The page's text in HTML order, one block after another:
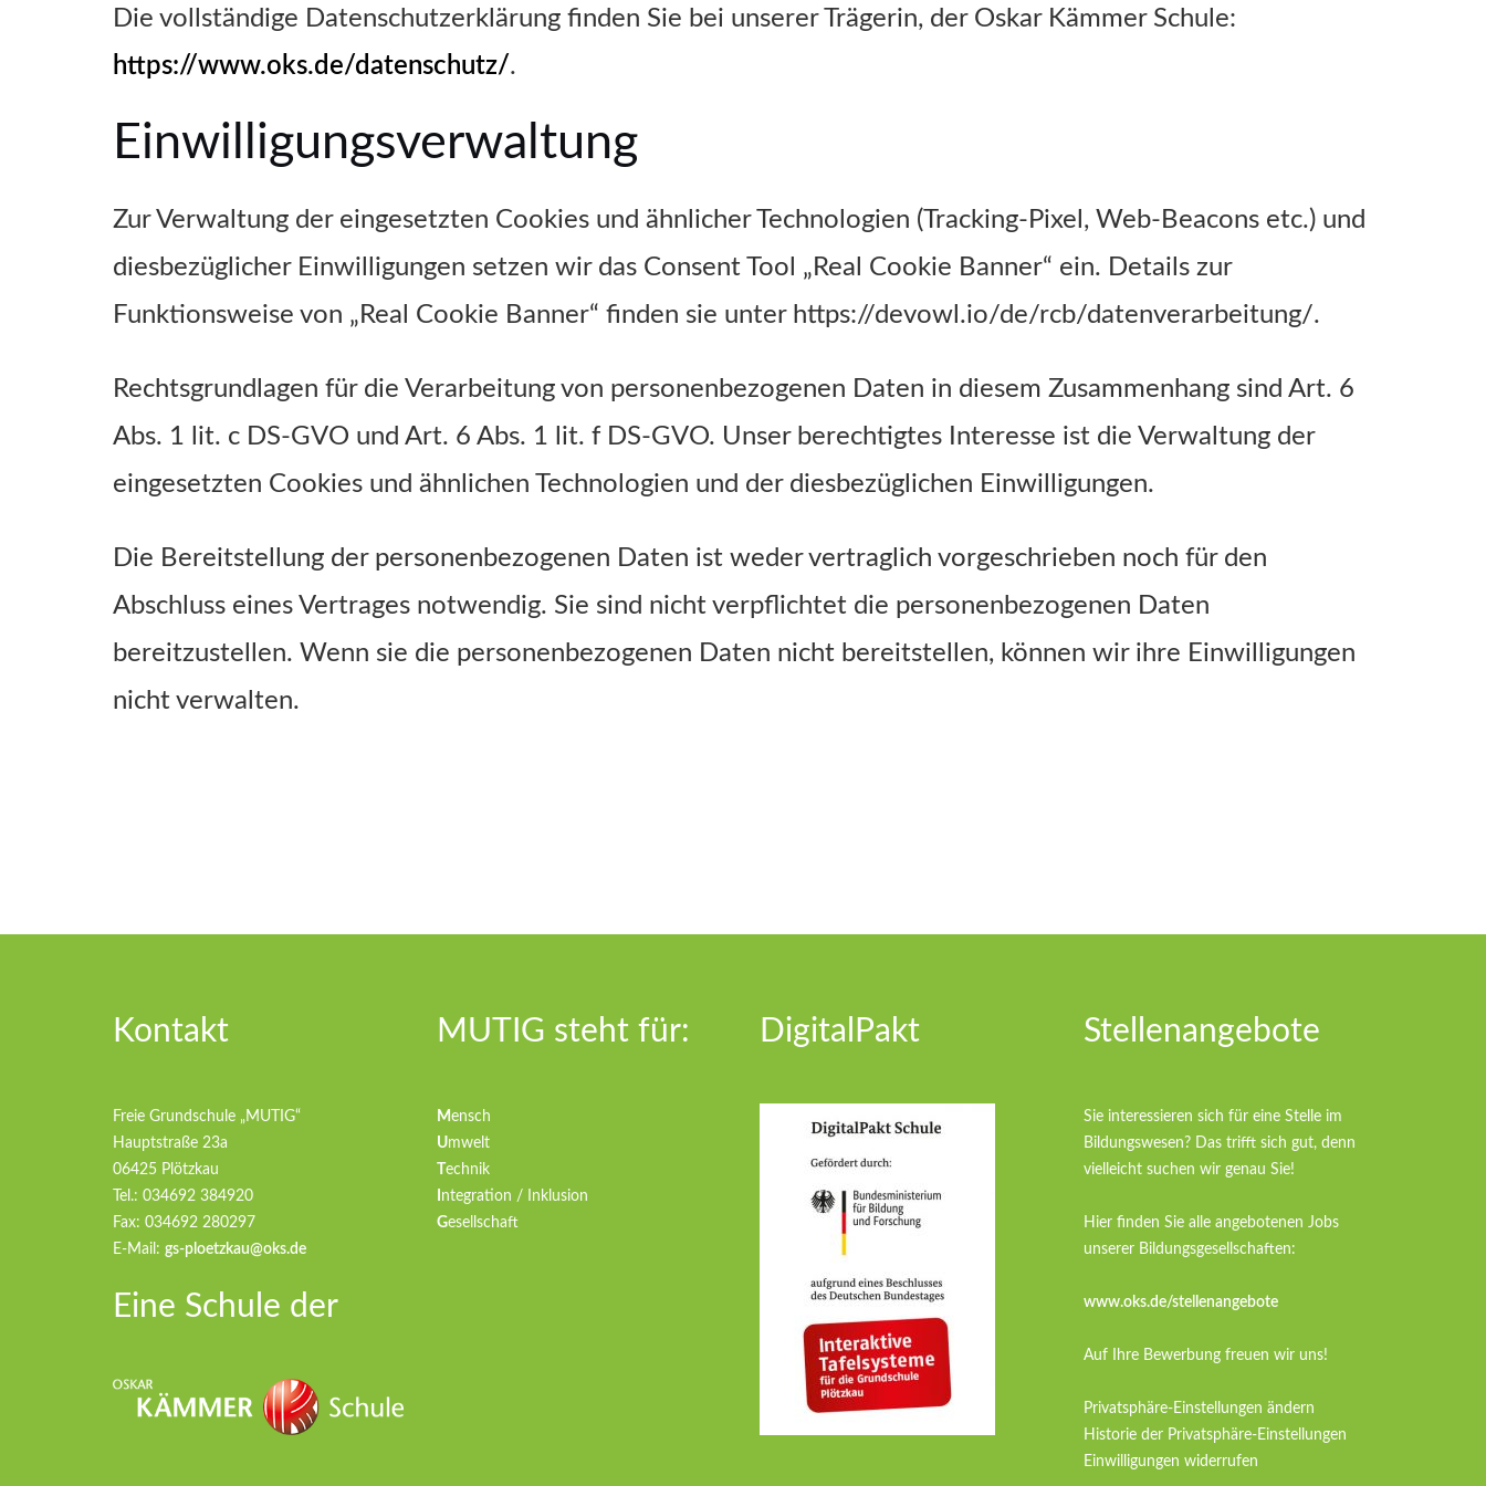
Die vollständige Datenschutzerklärung finden Sie bei unserer Trägerin, der Oskar Kämmer Schule:
https://www.oks.de/datenschutz/.
Einwilligungsverwaltung
Zur Verwaltung der eingesetzten Cookies und ähnlicher Technologien (Tracking-Pixel, Web-Beacons etc.) und
diesbezüglicher Einwilligungen setzen wir das Consent Tool „Real Cookie Banner“ ein. Details zur
Funktionsweise von „Real Cookie Banner“ finden sie unter https://devowl.io/de/rcb/datenverarbeitung/.
Rechtsgrundlagen für die Verarbeitung von personenbezogenen Daten in diesem Zusammenhang sind Art. 6
Abs. 1 lit. c DS-GVO und Art. 6 Abs. 1 lit. f DS-GVO. Unser berechtigtes Interesse ist die Verwaltung der
eingesetzten Cookies und ähnlichen Technologien und der diesbezüglichen Einwilligungen.
Die Bereitstellung der personenbezogenen Daten ist weder vertraglich vorgeschrieben noch für den
Abschluss eines Vertrages notwendig. Sie sind nicht verpflichtet die personenbezogenen Daten
bereitzustellen. Wenn sie die personenbezogenen Daten nicht bereitstellen, können wir ihre Einwilligungen
nicht verwalten.
Kontakt
Freie Grundschule „MUTIG“
Hauptstraße 23a
06425 Plötzkau
Tel.: 034692 384920
Fax: 034692 280297
E-Mail: gs-ploetzkau@oks.de
Eine Schule der
MUTIG steht für:
Mensch
Umwelt
echnik
ntegration / Inklusion
Gesellschaft
DigitalPakt Stellenangebote
Sie interessieren sich für eine Stelle im
Bildungswesen? Das trifft sich gut, denn
vielleicht suchen wir genau Sie!
Hier finden Sie alle angebotenen Jobs
unserer Bildungsgesellschaften:
www.oks.de/stellenangebote
Auf Ihre Bewerbung freuen wir uns!
Privatsphäre-Einstellungen ändern
Historie der Privatsphäre-Einstellungen
Einwilligungen widerrufen